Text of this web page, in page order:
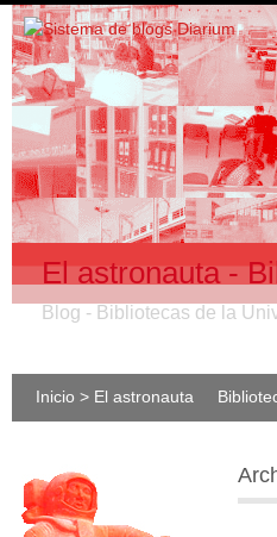
El astronauta -
Blog - Bibliotecas de la
Inicio > El astronauta